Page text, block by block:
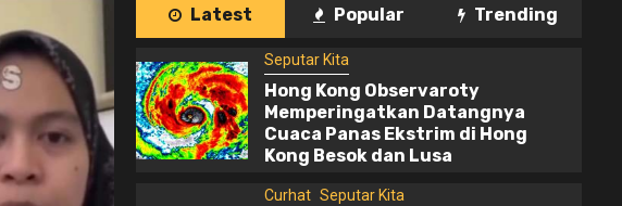
Latest Popular Trending
Seputar Kita
Hong Kong Observaroty
Memperingatkan Datangnya
Cuaca Panas Ekstrim di Hong
Kong Besok dan Lusa
Curhat Seputar Kita